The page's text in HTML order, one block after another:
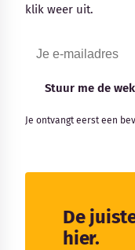
klik weer uit.
Stuur me de
Je ontvangt eerst een
De
hier.